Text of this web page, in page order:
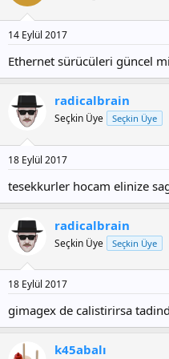
14 Eylül 2017
Ethernet sürücüleri güncel
radicalbrain
Seçkin Üye Seçkin Üye
18 Eylül 2017
tesekkurler hocam elinize
radicalbrain
Seçkin Üye Seçkin Üye
18 Eylül 2017
gimagex de calistirirsa
k45abalı